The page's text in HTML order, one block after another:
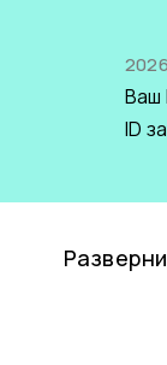
Ваш
ID